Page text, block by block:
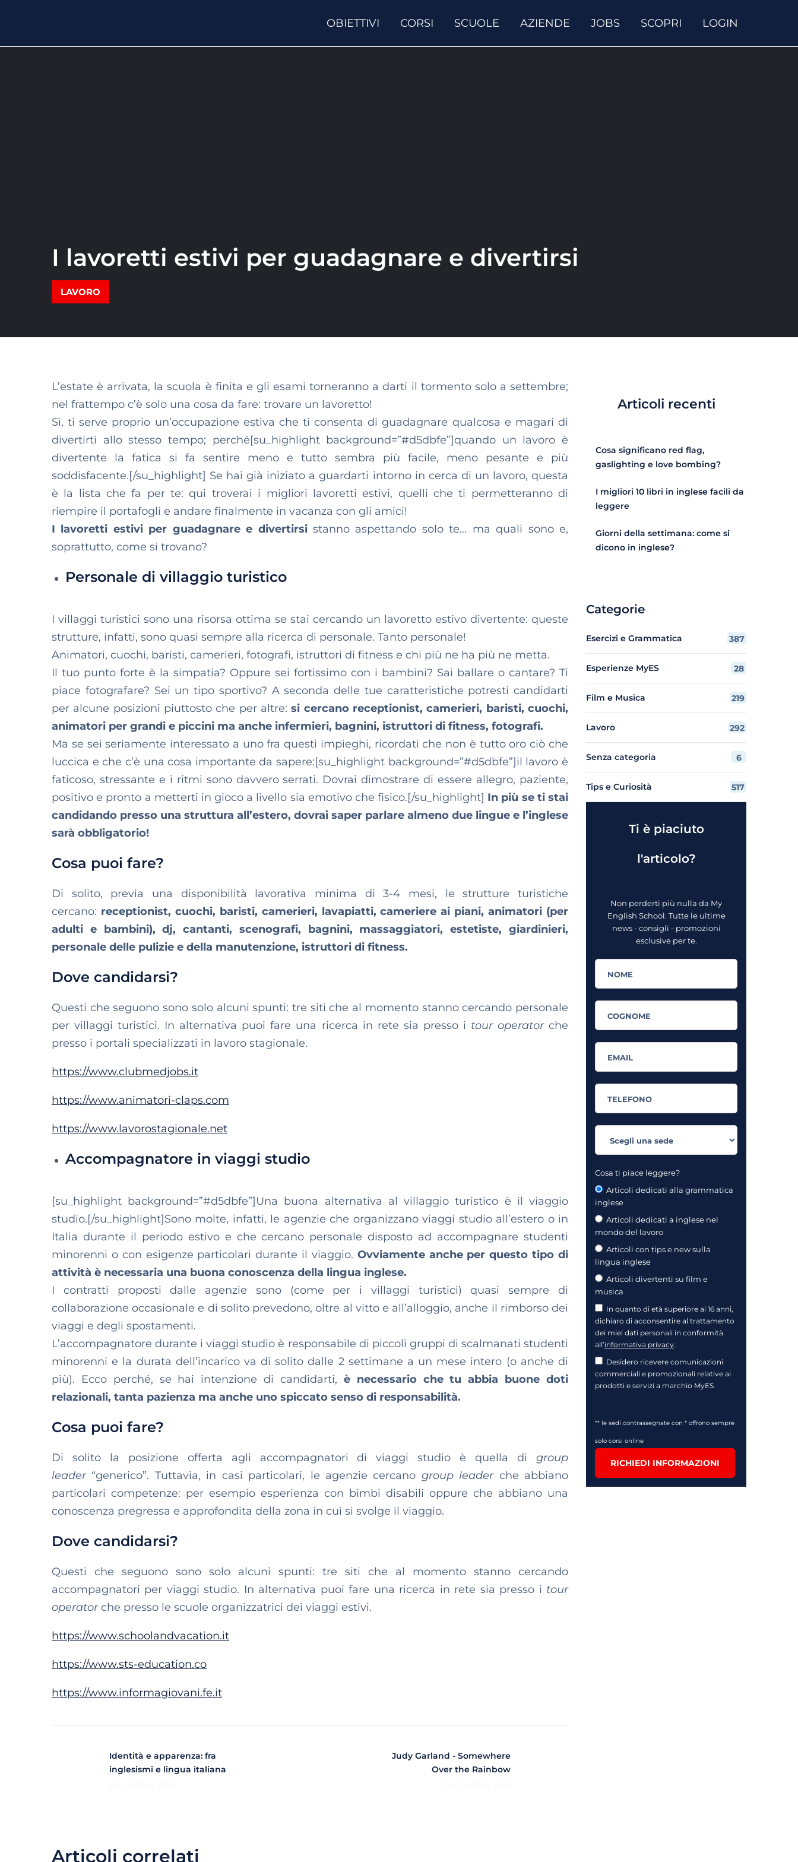
OBIETTIVI CORSI SCUOLE AZIENDE JOBS SCOPRI LOGIN
I lavoretti estivi per guadagnare e divertirsi
LAVORO
L’estate è arrivata, la scuola è finita e gli esami torneranno a darti il tormento solo a settembre;
nel frattempo c’è solo una cosa da fare: trovare un lavoretto!
Sì, ti serve proprio un’occupazione estiva che ti consenta di guadagnare qualcosa e magari di
divertirti allo stesso tempo; perché[su_highlight background=”#d5dbfe”]quando un lavoro è
divertente la fatica si fa sentire meno e tutto sembra più facile, meno pesante e più
soddisfacente.[/su_highlight] Se hai già iniziato a guardarti intorno in cerca di un lavoro, questa
è la lista che fa per te: qui troverai i migliori lavoretti estivi, quelli che ti permetteranno di
riempire il portafogli e andare finalmente in vacanza con gli amici!
I lavoretti estivi per guadagnare e divertirsistanno aspettando solo te… ma quali sono e,
soprattutto, come si trovano?
Personale di villaggio turistico
I villaggi turistici sono una risorsa ottima se stai cercando un lavoretto estivo divertente: queste
strutture, infatti, sono quasi sempre alla ricerca di personale. Tanto personale!
Animatori, cuochi, baristi, camerieri, fotografi, istruttori di fitness e chi più ne ha più ne metta.
Il tuo punto forte è la simpatia? Oppure sei fortissimo con i bambini? Sai ballare o cantare? Ti
piace fotografare? Sei un tipo sportivo? A seconda delle tue caratteristiche potresti candidarti
per alcune posizioni piuttosto che per altre:si cercano receptionist, camerieri, baristi, cuochi,
animatori per grandi e piccini ma anche infermieri, bagnini, istruttori di fitness, fotografi.
Ma se sei seriamente interessato a uno fra questi impieghi, ricordati che non è tutto oro ciò che
luccica e che c’è una cosa importante da sapere:[su_highlight background=”#d5dbfe”]il lavoro è
faticoso, stressante e i ritmi sono davvero serrati. Dovrai dimostrare di essere allegro, paziente,
positivo e pronto a metterti in gioco a livello sia emotivo che fisico.[/su_highlight] In più se ti stai
candidando presso una struttura all’estero, dovrai saper parlare almeno due lingue e l’inglese
sarà obbligatorio!
Cosa puoi fare?
Di solito, previa una disponibilità lavorativa minima di 3-4 mesi, le strutture turistiche
cercano: receptionist, cuochi, baristi, camerieri, lavapiatti, cameriere ai piani, animatori (per
adulti e bambini), dj, cantanti, scenografi, bagnini, massaggiatori, estetiste, giardinieri,
personale delle pulizie e della manutenzione, istruttori di fitness.
Dove candidarsi?
Questi che seguono sono solo alcuni spunti: tre siti che al momento stanno cercando personale
per villaggi turistici. In alternativa puoi fare una ricerca in rete sia presso i tour operatorche
presso i portali specializzati in lavoro stagionale.
https://www.clubmedjobs.it
https://www.animatori-claps.com
https://www.lavorostagionale.net
Accompagnatore in viaggi studio
[su_highlight background=”#d5dbfe”]Una buona alternativa al villaggio turistico è il viaggio
studio.[/su_highlight]Sono molte, infatti, le agenzie che organizzano viaggi studio all’estero o in
Italia durante il periodo estivo e che cercano personale disposto ad accompagnare studenti
minorenni o con esigenze particolari durante il viaggio. Ovviamente anche per questo tipo di
attività è necessaria una buona conoscenza della lingua inglese.
I contratti proposti dalle agenzie sono (come per i villaggi turistici) quasi sempre di
collaborazione occasionale e di solito prevedono, oltre al vitto e all’alloggio, anche il rimborso dei
viaggi e degli spostamenti.
L’accompagnatore durante i viaggi studio è responsabile di piccoli gruppi di scalmanati studenti
minorenni e la durata dell’incarico va di solito dalle 2 settimane a un mese intero (o anche di
più). Ecco perché, se hai intenzione di candidarti, è necessario che tu abbia buone doti
relazionali, tanta pazienza ma anche uno spiccato senso di responsabilità.
Cosa puoi fare?
Di solito la posizione offerta agli accompagnatori di viaggi studio è quella di group
leader “generico”. Tuttavia, in casi particolari, le agenzie cercano group leaderche abbiano
particolari competenze: per esempio esperienza con bimbi disabili oppure che abbiano una
conoscenza pregressa e approfondita della zona in cui si svolge il viaggio.
Dove candidarsi?
Questi che seguono sono solo alcuni spunti: tre siti che al momento stanno cercando
accompagnatori per viaggi studio. In alternativa puoi fare una ricerca in rete sia presso i tour
operatorche presso le scuole organizzatrici dei viaggi estivi.
https://www.schoolandvacation.it
https://www.sts-education.co
https://www.informagiovani.fe.it
Identità e apparenza: fra
inglesismi e lingua italiana
Judy Garland - Somewhere
Over the Rainbow
Articoli correlati
Articoli recenti
Cosa significano red flag,
gaslighting e love bombing?
I migliori 10 libri in inglese facili da
leggere
Giorni della settimana: come si
dicono in inglese?
Categorie
Esercizi e Grammatica 387
Esperienze MyES 28
Film e Musica 219
Lavoro 292
Senza categoria 6
Tips e Curiosità 517
Ti è piaciuto
l'articolo?
Non perderti più nulla da My
English School. Tutte le ultime
news - consigli - promozioni
esclusive per te.
Cosa ti piace leggere?
Articoli dedicati alla grammatica
inglese
Articoli dedicati a inglese nel
mondo del lavoro
Articoli con tips e new sulla
lingua inglese
Articoli divertenti su film e
musica
In quanto di età superiore ai 16 anni,
dichiaro di acconsentire al trattamento
dei miei dati personali in conformità
all’informativa privacy.
Desidero ricevere comunicazioni
commerciali e promozionali relative ai
prodotti e servizi a marchio MyES
** le sedi contrassegnate con * offrono sempre
solo corsi online
RICHIEDI INFORMAZIONI